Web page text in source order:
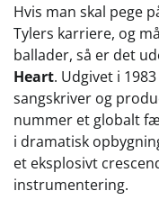
Hvis man skal pege
Tylers karriere, og
ballader, så er det
Heart. Udgivet i
sangskriver og
nummer et globalt
i dramatisk
et eksplosivt
instrumentering.